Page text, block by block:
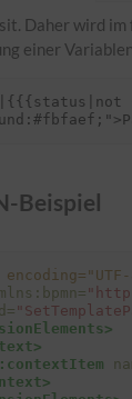
Daher wird
einer
Beispiel